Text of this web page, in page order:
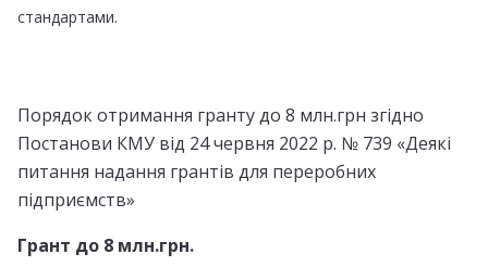
стандартами.
Порядок отримання гранту до 8 млн.грн згідно
Постанови КМУ від 24 червня 2022 р. № 739 «Деякі
питання надання грантів для переробних
підприємств»
Грант до 8 млн.грн.